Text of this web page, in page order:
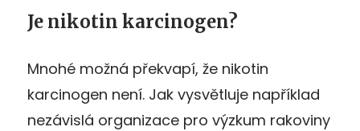
Je nikotin karcinogen?
Mnohé možná překvapí, že nikotin
karcinogen není. Jak vysvětluje například
nezávislá organizace pro výzkum rakoviny